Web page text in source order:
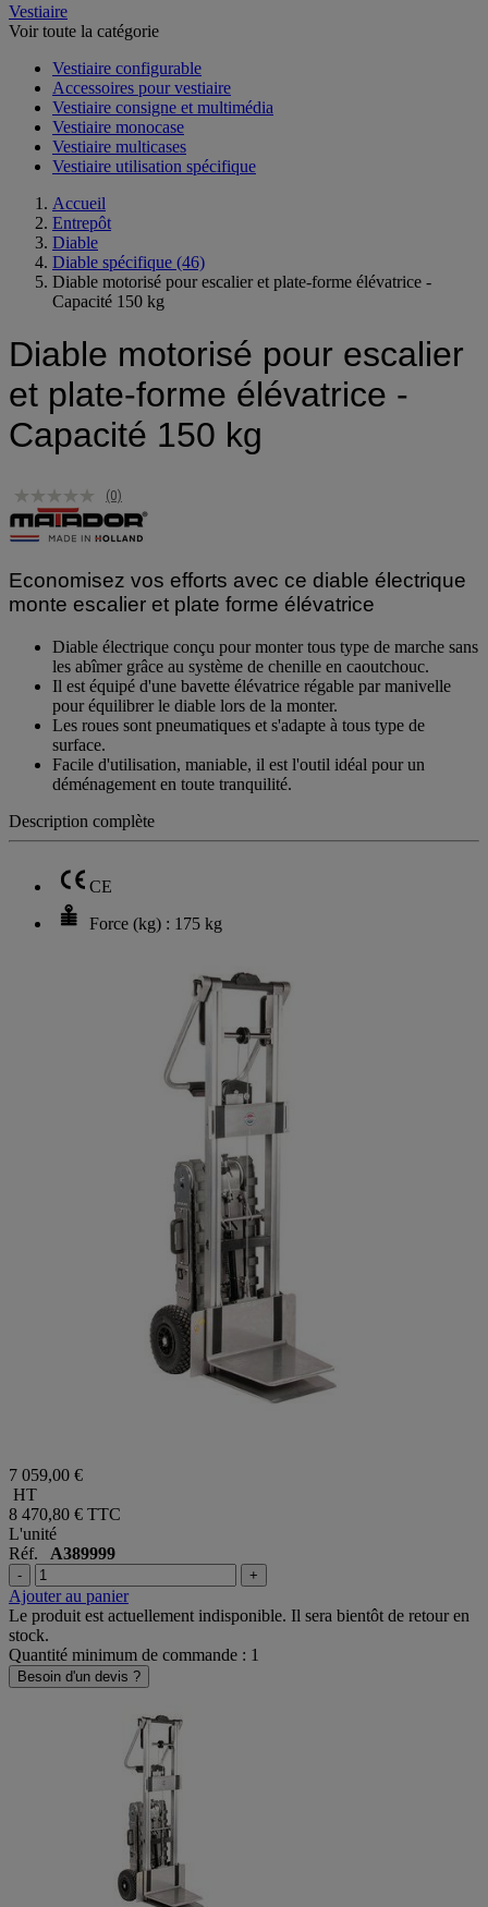
Vestiaire
Voir toute la catégorie
Vestiaire configurable
Accessoires pour vestiaire
Vestiaire consigne et multimédia
Vestiaire monocase
Vestiaire multicases
Vestiaire utilisation spécifique
Accueil
Entrepôt
Diable
Diable spécifique (46)
Diable motorisé pour escalier et plate-forme élévatrice -
Capacité 150 kg
Diable motorisé pour escalier
et plate-forme élévatrice -
Capacité 150 kg
(0)
Economisez vos efforts avec ce diable électrique
monte escalier et plate forme élévatrice
Diable électrique conçu pour monter tous type de marche sans
les abîmer grâce au système de chenille en caoutchouc.
Il est équipé d'une bavette élévatrice régable par manivelle
pour équilibrer le diable lors de la monter.
Les roues sont pneumatiques et s'adapte à tous type de
surface.
Facile d'utilisation, maniable, il est l'outil idéal pour un
déménagement en toute tranquilité.
Description complète
CE
Force (kg) : 175 kg
7 059,00 €
HT
8 470,80 € TTC
L'unité
Réf. A389999
- +
Ajouter au panier
Le produit est actuellement indisponible. Il sera bientôt de retour en
stock.
Quantité minimum de commande : 1
Besoin d'un devis ?